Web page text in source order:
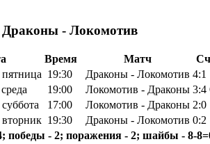
Драконы - Локомотив
Время Матч
19:30 Драконы - Локомотив 4:1
19:00 Локомотив - Драконы 3:4
17:00 Локомотив - Драконы 2:0
вторник 19:30 Драконы - Локомотив 0:2
победы - 2; поражения - 2; шайбы - 8-